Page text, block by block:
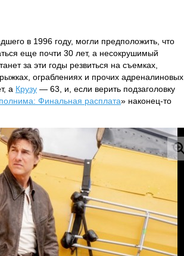
в 1996 году, могли предположить, что
еще почти 30 лет, а несокрушимый
за эти годы резвиться на съемках,
ограблениях и прочих адреналиновых
а Крузу — 63, и, если верить подзаголовку
Финальная расплата» наконец-то